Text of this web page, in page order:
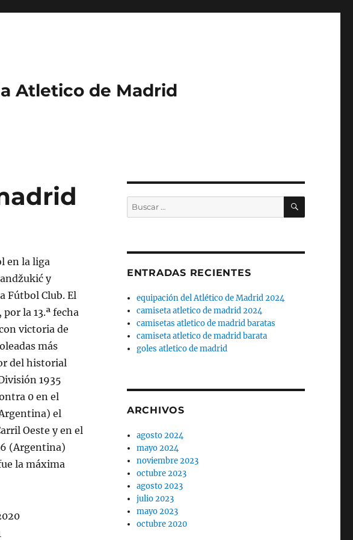
Atletico de Madrid
en la liga
y
Fútbol Club. El
la 13.ª fecha
victoria de
más
del historial
1935
0 en el
el
Oeste y en el
(Argentina)
la máxima
Buscar
por:
BUSCAR
ENTRADAS RECIENTES
equipación del Atlético de Madrid 2024
camiseta atletico de madrid 2024
camisetas atletico de madrid baratas
camiseta atletico de madrid barata
goles atletico de madrid
ARCHIVOS
agosto 2024
mayo 2024
noviembre 2023
octubre 2023
agosto 2023
julio 2023
mayo 2023
octubre 2020